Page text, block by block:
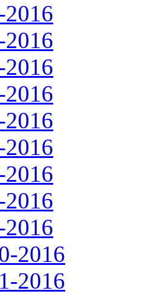
2016
2016